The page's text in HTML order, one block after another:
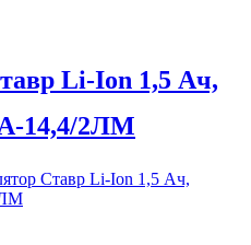
Li-Ion 1,5 Ач,
14,4/2ЛМ